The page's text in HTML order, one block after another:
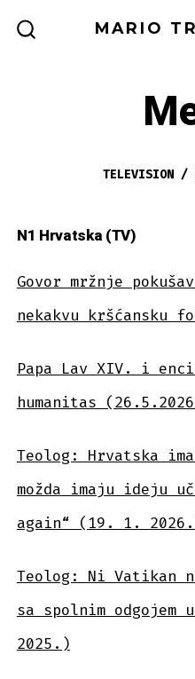
Inhalt
MARIO
TELEVISION /
N1 Hrvatska (TV)
Govor mržnje
nekakvu kršćansku
Papa Lav XIV. i
humanitas
Teolog: Hrvatska
možda imaju ideju
again“ (19. 1.
Teolog: Ni Vatikan
sa spolnim odgojem
2025.)